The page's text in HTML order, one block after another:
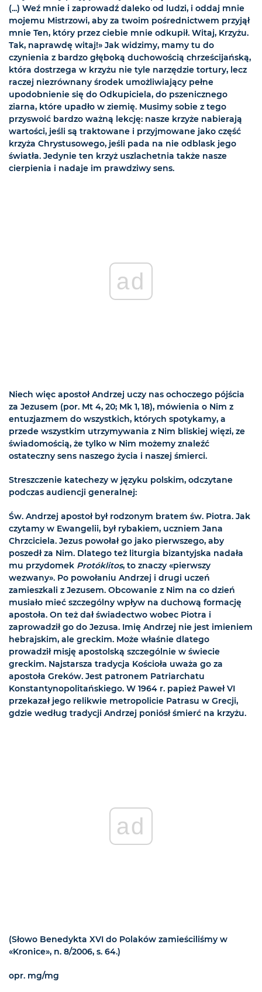
(...) Weź mnie i zaprowadź daleko od ludzi, i oddaj mnie
mojemu Mistrzowi, aby za twoim pośrednictwem przyjął
mnie Ten, który przez ciebie mnie odkupił. Witaj, Krzyżu.
Tak, naprawdę witaj!» Jak widzimy, mamy tu do
czynienia z bardzo głęboką duchowością chrześcijańską,
która dostrzega w krzyżu nie tyle narzędzie tortury, lecz
raczej niezrównany środek umożliwiający pełne
upodobnienie się do Odkupiciela, do pszenicznego
ziarna, które upadło w ziemię. Musimy sobie z tego
przyswoić bardzo ważną lekcję: nasze krzyże nabierają
wartości, jeśli są traktowane i przyjmowane jako część
krzyża Chrystusowego, jeśli pada na nie odblask jego
światła. Jedynie ten krzyż uszlachetnia także nasze
cierpienia i nadaje im prawdziwy sens.
ad
Niech więc apostoł Andrzej uczy nas ochoczego pójścia
za Jezusem (por. Mt 4, 20; Mk 1, 18), mówienia o Nim z
entuzjazmem do wszystkich, których spotykamy, a
przede wszystkim utrzymywania z Nim bliskiej więzi, ze
świadomością, że tylko w Nim możemy znaleźć
ostateczny sens naszego życia i naszej śmierci.
Streszczenie katechezy w języku polskim, odczytane
podczas audiencji generalnej:
Św. Andrzej apostoł był rodzonym bratem św. Piotra. Jak
czytamy w Ewangelii, był rybakiem, uczniem Jana
Chrzciciela. Jezus powołał go jako pierwszego, aby
poszedł za Nim. Dlatego też liturgia bizantyjska nadała
mu przydomek Protóklitos, to znaczy «pierwszy
wezwany». Po powołaniu Andrzej i drugi uczeń
zamieszkali z Jezusem. Obcowanie z Nim na co dzień
musiało mieć szczególny wpływ na duchową formację
apostoła. On też dał świadectwo wobec Piotra i
zaprowadził go do Jezusa. Imię Andrzej nie jest imieniem
hebrajskim, ale greckim. Może właśnie dlatego
prowadził misję apostolską szczególnie w świecie
greckim. Najstarsza tradycja Kościoła uważa go za
apostoła Greków. Jest patronem Patriarchatu
Konstantynopolitańskiego. W 1964 r. papież Paweł VI
przekazał jego relikwie metropolicie Patrasu w Grecji,
gdzie według tradycji Andrzej poniósł śmierć na krzyżu.
ad
(Słowo Benedykta XVI do Polaków zamieściliśmy w
«Kronice», n. 8/2006, s. 64.)
opr. mg/mg